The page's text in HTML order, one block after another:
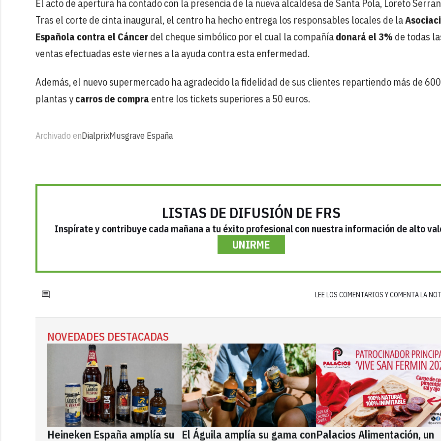
El acto de apertura ha contado con la presencia de la nueva alcaldesa de Santa Pola, Loreto
Tras el corte de cinta inaugural, el centro ha hecho entrega los responsables locales de la
Española contra el Cáncerdel cheque simbólico por el cual la compañíadonará el 3% de todas
ventas efectuadas este viernes a la ayuda contra esta enfermedad.
Además, el nuevo supermercado ha agradecido la fidelidad de sus clientes repartiendo más de 600
plantas ycarros de compra entre los tickets superiores a 50 euros.
Archivado enDialprixMusgrave España
LISTAS DE DIFUSIÓN DE FRS
Inspírate y contribuye cada mañana a tu éxito profesional con nuestra información de alto
UNIRME
LEE LOS COMENTARIOS Y COMENTA LA
NOVEDADES DESTACADAS
Heineken España amplía su El Águila amplía su gama conPalacios Alimentación, un